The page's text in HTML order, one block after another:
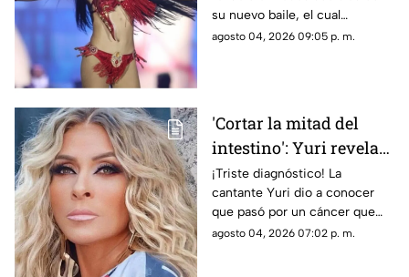
su nuevo baile, el cual
rápidamente se hizo viral y
agosto 04, 2026 09:05 p. m.
'Cortar la mitad del
intestino': Yuri revela
diagnóstico de cáncer a
punto de hacer
metástasis
¡Triste diagnóstico! La
cantante Yuri dio a conocer
que pasó por un cáncer que
pudo haberla llevado a la
agosto 04, 2026 07:02 p. m.